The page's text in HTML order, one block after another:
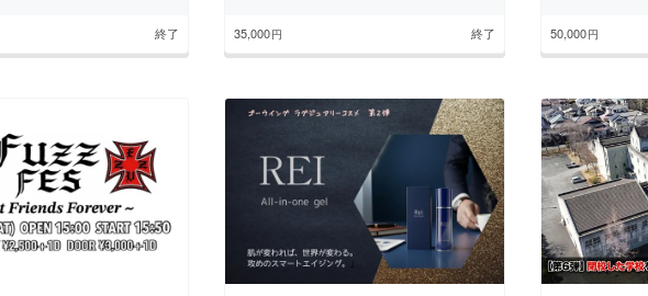
終了 35,000円 終了 50,000円